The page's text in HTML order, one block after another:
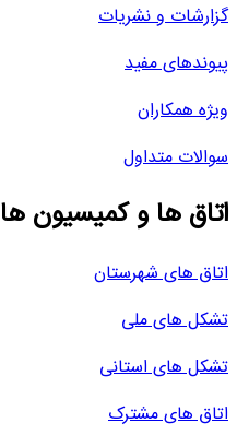
گزارشات و نشریات
پیوندهای مفید
ویژه همکاران
سوالات متداول
اتاق ها و کمیسیون ها
اتاق های شهرستان
تشکل های ملی
تشکل های استانی
اتاق های مشترک